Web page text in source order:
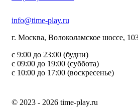
© 2023 - 2026 time-play.ru
info@time-play.ru
г. Москва, Волоколамское шоссе,
с 9:00 до 23:00 (будни)
с 09:00 до 19:00 (суббота)
с 10:00 до 17:00 (воскресенье)